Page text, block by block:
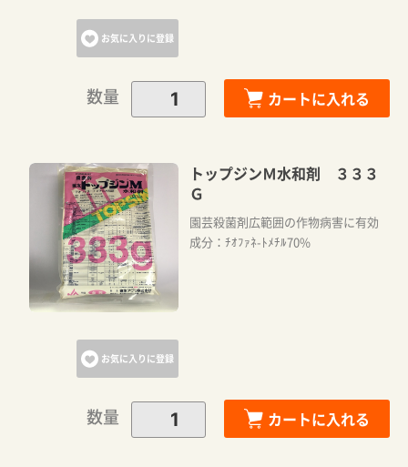
お気に入りに登録
数量 カートに入れる
お気に入りに登録
トップジンＭ水和剤 ３３３
Ｇ
園芸殺菌剤広範囲の作物病害に有効
成分：ﾁｵﾌｧﾈ-ﾄﾒﾁﾙ70%
数量 カートに入れる